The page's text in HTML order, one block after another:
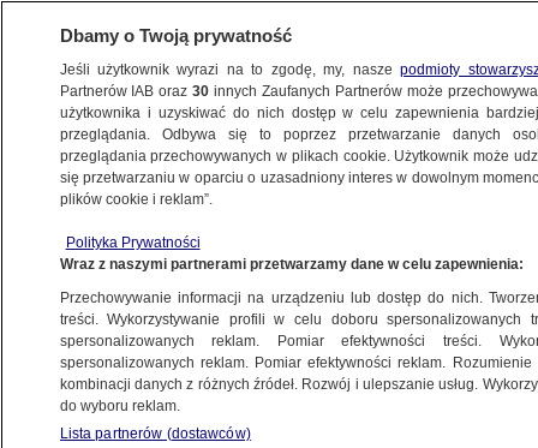
BIZNES
NAJNOWSZE
10.04.2025, 12:46
Udostępnij
Dbamy o Twoją prywatność
Jeśli użytkownik wyrazi na to zgodę, my, naszepodmioty
Partnerów IAB oraz30 innych Zaufanych Partnerów może
użytkownika i uzyskiwać do nich dostęp w celu zapewnienia
przeglądania. Odbywa się to poprzez przetwarzanie danych
przeglądania przechowywanych w plikach cookie. Użytkownik może
się przetwarzaniu w oparciu o uzasadniony interes w dowolnym
plików cookie i reklam”.
Polityka Prywatności
Wraz z naszymi partnerami przetwarzamy dane w celu zapewnienia:
Przechowywanie informacji na urządzeniu lub dostęp do nich.
treści. Wykorzystywanie profili w celu doboru spersonalizowanych
spersonalizowanych reklam. Pomiar efektywności treści.
spersonalizowanych reklam. Pomiar efektywności reklam.
kombinacji danych z różnych źródeł. Rozwój i ulepszanie usług.
do wyboru reklam.
Lista partnerów (dostawców)